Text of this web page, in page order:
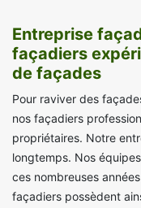
Entreprise
façadiers
de façades
Pour raviver des
nos façadiers
propriétaires. Notre
longtemps. Nos
ces nombreuses
façadiers possèdent